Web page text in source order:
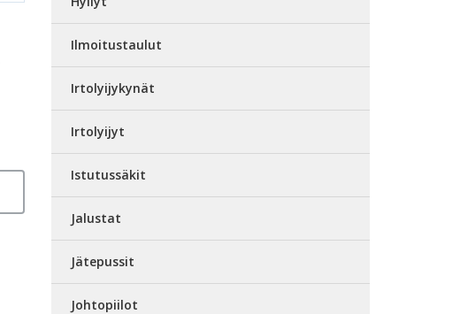
Ilmoitustaulut
Irtolyijykynät
Irtolyijyt
Istutussäkit
Jalustat
Jätepussit
Johtopiilot